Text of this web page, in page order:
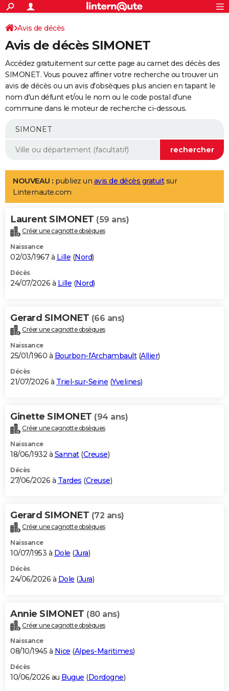
ACTUALITÉS
Politique
Société
Faits Divers
Education
Monde
Villes
+
SPORT
Coupe du monde 2026
Football
Tennis
Cyclisme
Rugby
Forum
Programme TV
TNT
Streaming
Cinéma
Sorties cinéma
Musique
+
FINANCE
Retraite
Epargne
Immobilier
Risques naturels par ville
Banque
Assurance
AUTO
Essais
Réserver un essai
Citadines
Berlines
SUV
Forum auto
+
Mobiles
Meilleur smartphone
Internet
Ordinateurs
Jeux vidéo
Guide high-tech
Aménagement intérieur
LIFESTYLE
Art de vivre
Bien-être
Loisirs
Mode
Modes de vie
Alimentation
Guide de la santé
Maladies
Médicaments
Sommeil
VOYAGE
Destinations
City break
Voyage nature
Voyage de noces
Forum
Climat
+PHOTO
GUIDES D'ACHAT
BONS PLANS
Carte de Noël
Carte Bonne année
Carte Saint-Valentin
Carte Pâques
Carte d'anniversaire
DICTIONNAIRE
Dictionnaire
Biographies
Citations
Expressions
Proverbes
PROGRAMME TV
S'inscrire
Se connecter
Lycées
Collèges
Primaires
Universités
Entreprises
Service militaire
Avis de recherche
AVIS DE DÉCÈS
Bricolage
Lifestyle
Culture
Sport
Auto
Television
Voyage
Cinema
Avis de décès
Avis de décès SIMONET
Accédez gratuitement sur cette page au carnet des décès des
SIMONET. Vous pouvez affiner votre recherche ou trouver un
avis de décès ou un avis d'obsèques plus ancien en tapant le
nom d'un défunt et/ou le nom ou le code postal d'une
commune dans le moteur de recherche ci-dessous.
NOUVEAU : publiez un avis de décès gratuitsur
Linternaute.com
Laurent SIMONET (59 ans)
Créer une cagnotte obsèques
Naissance
02/03/1967 à Lille (Nord)
Décès
24/07/2026 à Lille (Nord)
Gerard SIMONET (66 ans)
Créer une cagnotte obsèques
Naissance
25/01/1960 à Bourbon-l'Archambault(Allier)
Décès
21/07/2026 à Triel-sur-Seine (Yvelines)
Ginette SIMONET (94 ans)
Créer une cagnotte obsèques
Naissance
18/06/1932 à Sannat(Creuse)
Décès
27/06/2026 à Tardes (Creuse)
Gerard SIMONET (72 ans)
Créer une cagnotte obsèques
Naissance
10/07/1953 à Dole (Jura)
Décès
24/06/2026 à Dole (Jura)
Annie SIMONET (80 ans)
Créer une cagnotte obsèques
Naissance
08/10/1945 à Nice (Alpes-Maritimes)
Décès
10/06/2026 au Bugue (Dordogne)